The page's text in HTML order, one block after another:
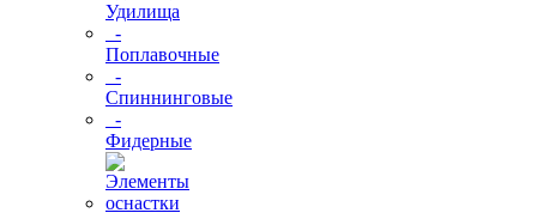
Удилища
-
Поплавочные
-
Спиннинговые
-
Фидерные